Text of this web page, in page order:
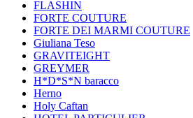
FLASHIN
FORTE COUTURE
FORTE DEI MARMI COUTURE
Giuliana Teso
GRAVITEIGHT
GREYMER
H*D*S*N baracco
Herno
Holy Caftan